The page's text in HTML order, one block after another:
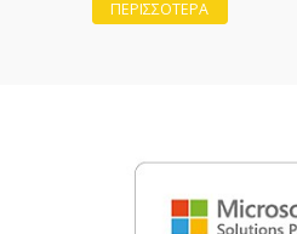
ΠΕΡΙΣΣΟΤΕΡΑ